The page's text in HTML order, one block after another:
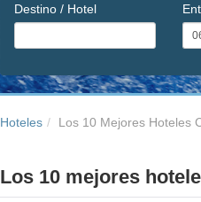
Destino / Hotel
Hoteles Los 10 Mejores Hoteles
Los 10 mejores